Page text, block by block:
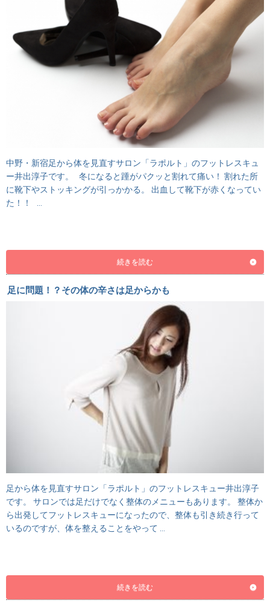
中野・新宿足から体を見直すサロン「ラポルト」のフットレスキュ
ー井出淳子です。 冬になると踵がパクッと割れて痛い！ 割れた所
に靴下やストッキングが引っかかる。 出血して靴下が赤くなってい
た！！ …
続きを読む
足に問題！？その体の辛さは足からかも
足から体を見直すサロン「ラポルト」のフットレスキュー井出淳子
です。 サロンでは足だけでなく整体のメニューもあります。 整体か
ら出発してフットレスキューになったので、整体も引き続き行って
いるのですが、体を整えることをやって …
続きを読む